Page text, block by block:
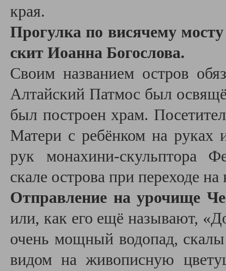
края.
Прогулка по висячему
скит Иоанна Богослова.
Своим названием остров
Алтайский Патмос был
был построен храм.
Матери с ребёнком на руках
рук монахини-скульптора
скале острова при переходе
Отправление на урочище
или, как его ещё называют,
очень мощный водопад,
видом на живописную